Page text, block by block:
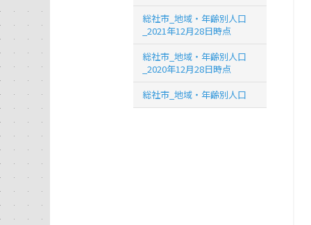
総社市_地域・年齢別人口
_2021年12月28日時点
総社市_地域・年齢別人口
_2020年12月28日時点
総社市_地域・年齢別人口